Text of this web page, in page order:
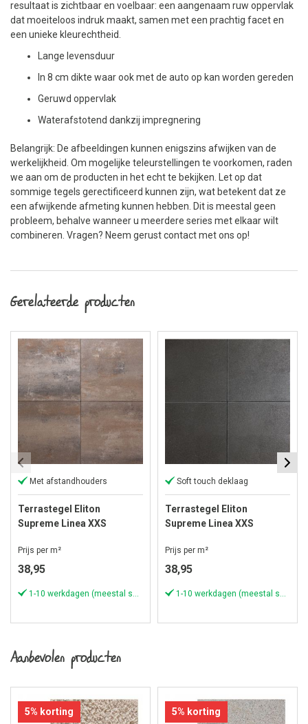
resultaat is zichtbaar en voelbaar: een aangenaam ruw oppervlak
dat moeiteloos indruk maakt, samen met een prachtig facet en
een unieke kleurechtheid.
Lange levensduur
In 8 cm dikte waar ook met de auto op kan worden gereden
Geruwd oppervlak
Waterafstotend dankzij impregnering
Belangrijk: De afbeeldingen kunnen enigszins afwijken van de
werkelijkheid. Om mogelijke teleurstellingen te voorkomen, raden
we aan om de producten in het echt te bekijken. Let op dat
sommige tegels gerectificeerd kunnen zijn, wat betekent dat ze
een afwijkende afmeting kunnen hebben. Dit is meestal geen
probleem, behalve wanneer u meerdere series met elkaar wilt
combineren. Vragen? Neem gerust contact met ons op!
Gerelateerde producten
Met afstandhouders
Terrastegel Eliton
Supreme Linea XXS
Prijs per m²
38,95
Soft touch deklaag
Terrastegel Eliton
Supreme Linea XXS
Prijs per m²
38,95
Aanbevolen producten
5% korting 5% korting